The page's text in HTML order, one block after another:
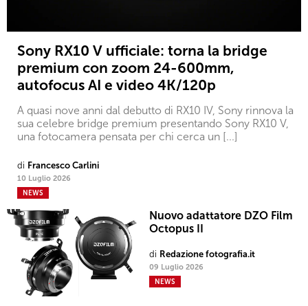
Sony RX10 V ufficiale: torna la bridge
premium con zoom 24-600mm,
autofocus AI e video 4K/120p
A quasi nove anni dal debutto di RX10 IV, Sony rinnova la
sua celebre bridge premium presentando Sony RX10 V,
una fotocamera pensata per chi cerca un [...]
di Francesco Carlini
10 Luglio 2026
NEWS
Nuovo adattatore DZO Film
Octopus II
di Redazione fotografia.it
09 Luglio 2026
NEWS